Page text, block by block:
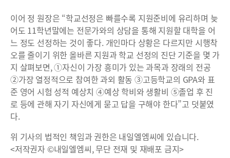
이어 정 원장은 “학교선정은 빠를수록 지원준비에 유리하며 늦
어도 11학년말에는 전문가와의 상담을 통해 지원할 대학을 어
느 정도 선정하는 것이 좋다. 개인마다 상황은 다르지만 시행착
오를 줄이기 위한 올바른 지원과 학교 선정의 진단 기준을 몇 가
지 살펴보면, ①자신이 가장 흥미가 있는 과목과 장래의 전공
②가장 열정적으로 참여한 과외 활동 ③고등학교의 GPA와 표
준 영어 시험 성적 예상치 ④예상 학비와 생활비 ⑤졸업 후 진
로 등에 관해 자기 자신에게 묻고 답을 구해야 한다”고 덧붙였
다.
위 기사의 법적인 책임과 권한은 내일엘엠씨에 있습니다.
<저작권자 ©내일엘엠씨, 무단 전재 및 재배포 금지>